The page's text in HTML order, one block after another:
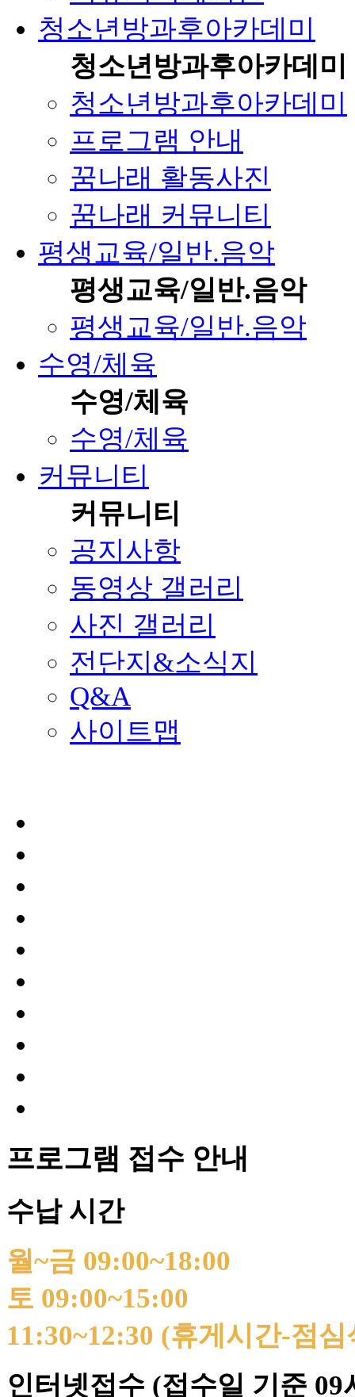
청소년방과후아카데미
청소년방과후아카데미
청소년방과후아카데미
프로그램 안내
꿈나래 활동사진
꿈나래 커뮤니티
평생교육/일반.음악
평생교육/일반.음악
평생교육/일반.음악
수영/체육
수영/체육
수영/체육
커뮤니티
커뮤니티
공지사항
동영상 갤러리
사진 갤러리
전단지&소식지
Q&A
사이트맵
프로그램 접수 안내
수납 시간
월~금 09:00~18:00
토 09:00~15:00
11:30~12:30 (휴게시간-점심
인터넷접수 (접수일 기준 09